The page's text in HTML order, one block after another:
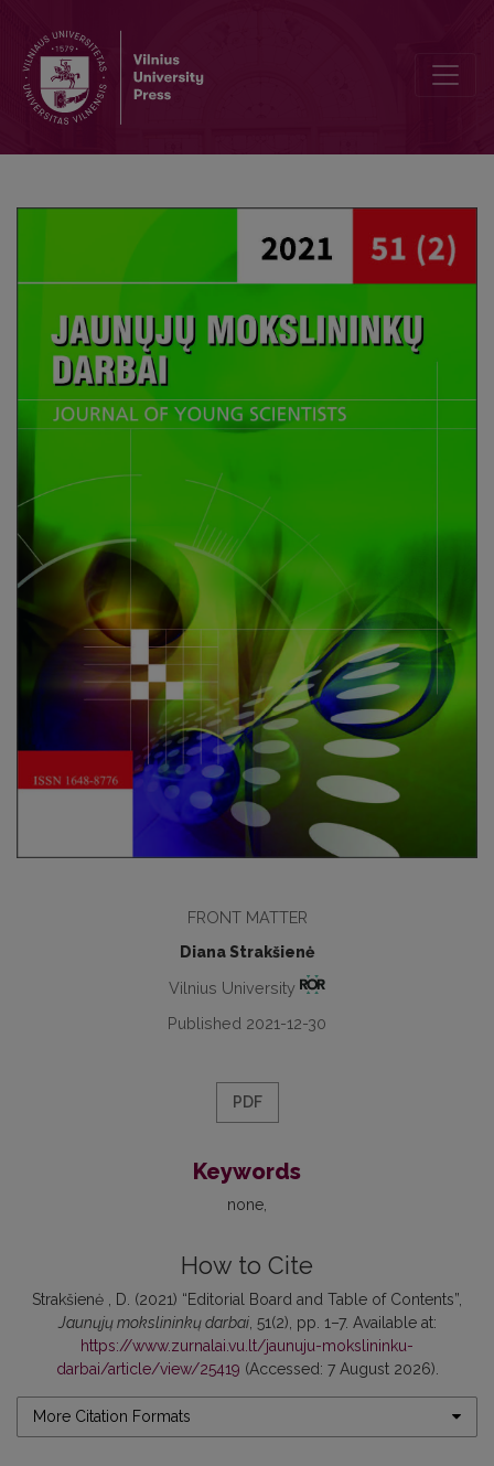
FRONT MATTER
Diana Strakšienė
Vilnius University
Published 2021-12-30
PDF
Keywords
none
How to Cite
Strakšienė , D. (2021) “Editorial Board and Table of Contents”,
Jaunųjų mokslininkų darbai, 51(2), pp. 1–7. Available at:
https://www.zurnalai.vu.lt/jaunuju-mokslininku-
darbai/article/view/25419 (Accessed: 7 August 2026).
More Citation Formats